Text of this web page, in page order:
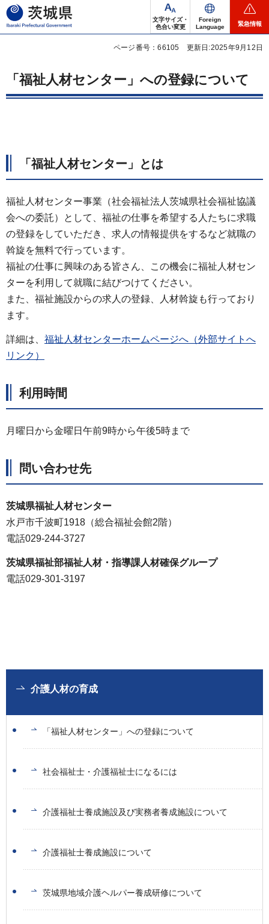
茨城県
文字サイズ・
色合い変更
Foreign
Language
緊急情報
ページ番号：66105 更新日:2025年9月12日
「福祉人材センター」への登録について
「福祉人材センター」とは
福祉人材センター事業（社会福祉法人茨城県社会福祉協議
会への委託）として、福祉の仕事を希望する人たちに求職
の登録をしていただき、求人の情報提供をするなど就職の
斡旋を無料で行っています。
福祉の仕事に興味のある皆さん、この機会に福祉人材セン
ターを利用して就職に結びつけてください。
また、福祉施設からの求人の登録、人材斡旋も行っており
ます。
詳細は、 福祉人材センターホームページへ（外部サイトへ
リンク）
利用時間
月曜日から金曜日午前9時から午後5時まで
問い合わせ先
茨城県福祉人材センター
水戸市千波町1918（総合福祉会館2階）
電話029-244-3727
茨城県福祉部福祉人材・指導課人材確保グループ
電話029-301-3197
介護人材の育成
「福祉人材センター」への登録について
社会福祉士・介護福祉士になるには
介護福祉士養成施設及び実務者養成施設について
介護福祉士養成施設について
茨城県地域介護ヘルパー養成研修について